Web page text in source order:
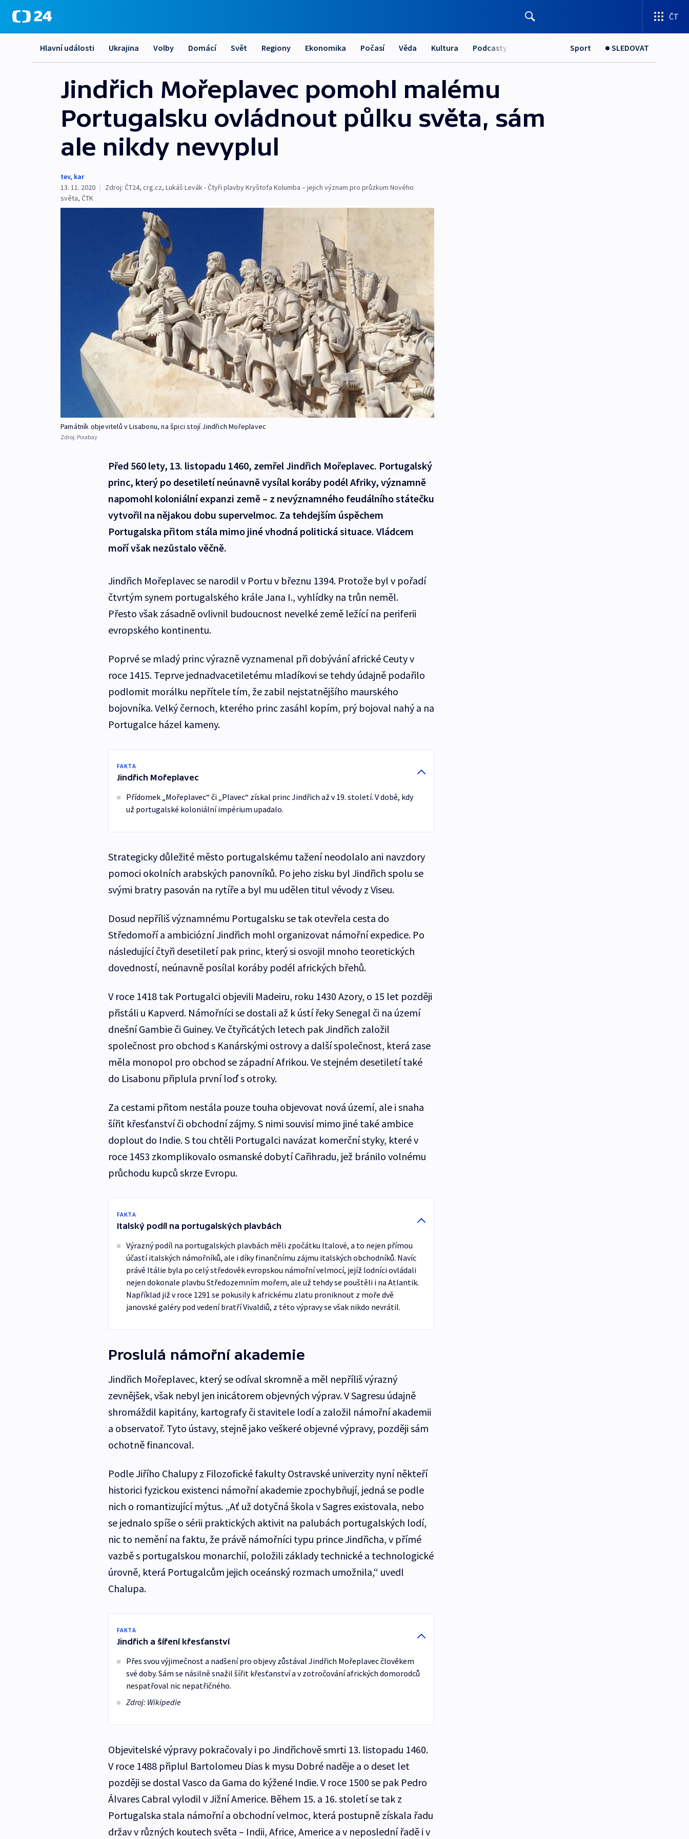
ČT
Hlavní události Ukrajina Volby Domácí Svět Regiony Ekonomika Počasí Věda Kultura Podcasty Sport SLEDOVAT
Jindřich Mořeplavec pomohl malému
Portugalsku ovládnout půlku světa, sám
ale nikdy nevyplul
tev, kar
13. 11. 2020 | Zdroj: ČT24, crg.cz, Lukáš Levák - Čtyři plavby Kryštofa Kolumba – jejich význam pro průzkum Nového
světa, ČTK
Památník objevitelů v Lisabonu, na špici stojí Jindřich Mořeplavec
Zdroj: Pixabay
Před 560 lety, 13. listopadu 1460, zemřel Jindřich Mořeplavec. Portugalský
princ, který po desetiletí neúnavně vysílal koráby podél Afriky, významně
napomohl koloniální expanzi země – z nevýznamného feudálního státečku
vytvořil na nějakou dobu supervelmoc. Za tehdejším úspěchem
Portugalska přitom stála mimo jiné vhodná politická situace. Vládcem
moří však nezůstalo věčně.
Jindřich Mořeplavec se narodil v Portu v březnu 1394. Protože byl v pořadí
čtvrtým synem portugalského krále Jana I., vyhlídky na trůn neměl.
Přesto však zásadně ovlivnil budoucnost nevelké země ležící na periferii
evropského kontinentu.
Poprvé se mladý princ výrazně vyznamenal při dobývání africké Ceuty v
roce 1415. Teprve jednadvacetiletému mladíkovi se tehdy údajně podařilo
podlomit morálku nepřítele tím, že zabil nejstatnějšího maurského
bojovníka. Velký černoch, kterého princ zasáhl kopím, prý bojoval nahý a na
Portugalce házel kameny.
FAKTA
Jindřich Mořeplavec
Přídomek „Mořeplavec“ či „Plavec“ získal princ Jindřich až v 19. století. V době, kdy
už portugalské koloniální impérium upadalo.
Strategicky důležité město portugalskému tažení neodolalo ani navzdory
pomoci okolních arabských panovníků. Po jeho zisku byl Jindřich spolu se
svými bratry pasován na rytíře a byl mu udělen titul vévody z Viseu.
Dosud nepříliš významnému Portugalsku se tak otevřela cesta do
Středomoří a ambiciózní Jindřich mohl organizovat námořní expedice. Po
následující čtyři desetiletí pak princ, který si osvojil mnoho teoretických
dovedností, neúnavně posílal koráby podél afrických břehů.
V roce 1418 tak Portugalci objevili Madeiru, roku 1430 Azory, o 15 let později
přistáli u Kapverd. Námořníci se dostali až k ústí řeky Senegal či na území
dnešní Gambie či Guiney. Ve čtyřicátých letech pak Jindřich založil
společnost pro obchod s Kanárskými ostrovy a další společnost, která zase
měla monopol pro obchod se západní Afrikou. Ve stejném desetiletí také
do Lisabonu připlula první loď s otroky.
Za cestami přitom nestála pouze touha objevovat nová území, ale i snaha
šířit křesťanství či obchodní zájmy. S nimi souvisí mimo jiné také ambice
doplout do Indie. S tou chtěli Portugalci navázat komerční styky, které v
roce 1453 zkomplikovalo osmanské dobytí Cařihradu, jež bránilo volnému
průchodu kupců skrze Evropu.
FAKTA
Italský podíl na portugalských plavbách
Výrazný podíl na portugalských plavbách měli zpočátku Italové, a to nejen přímou
účastí italských námořníků, ale i díky finančnímu zájmu italských obchodníků. Navíc
právě Itálie byla po celý středověk evropskou námořní velmocí, jejíž lodníci ovládali
nejen dokonale plavbu Středozemním mořem, ale už tehdy se pouštěli i na Atlantik.
Například již v roce 1291 se pokusily k africkému zlatu proniknout z moře dvě
janovské galéry pod vedení bratří Vivaldiů, z této výpravy se však nikdo nevrátil.
Proslulá námořní akademie
Jindřich Mořeplavec, který se odíval skromně a měl nepříliš výrazný
zevnějšek, však nebyl jen inicátorem objevných výprav. V Sagresu údajně
shromáždil kapitány, kartografy či stavitele lodí a založil námořní akademii
a observatoř. Tyto ústavy, stejně jako veškeré objevné výpravy, později sám
ochotně financoval.
Podle Jiřího Chalupy z Filozofické fakulty Ostravské univerzity nyní někteří
historici fyzickou existenci námořní akademie zpochybňují, jedná se podle
nich o romantizující mýtus. „Ať už dotyčná škola v Sagres existovala, nebo
se jednalo spíše o sérii praktických aktivit na palubách portugalských lodí,
nic to nemění na faktu, že právě námořníci typu prince Jindřicha, v přímé
vazbě s portugalskou monarchií, položili základy technické a technologické
úrovně, která Portugalcům jejich oceánský rozmach umožnila,“ uvedl
Chalupa.
FAKTA
Jindřich a šíření křesťanství
Přes svou výjimečnost a nadšení pro objevy zůstával Jindřich Mořeplavec člověkem
své doby. Sám se násilně snažil šířit křesťanství a v zotročování afrických domorodců
nespatřoval nic nepatřičného.
Zdroj: Wikipedie
Objevitelské výpravy pokračovaly i po Jindřichově smrti 13. listopadu 1460.
V roce 1488 připlul Bartolomeu Dias k mysu Dobré naděje a o deset let
později se dostal Vasco da Gama do kýžené Indie. V roce 1500 se pak Pedro
Álvares Cabral vylodil v Jižní Americe. Během 15. a 16. století se tak z
Portugalska stala námořní a obchodní velmoc, která postupně získala řadu
držav v různých koutech světa – Indii, Africe, Americe a v neposlední řadě i v